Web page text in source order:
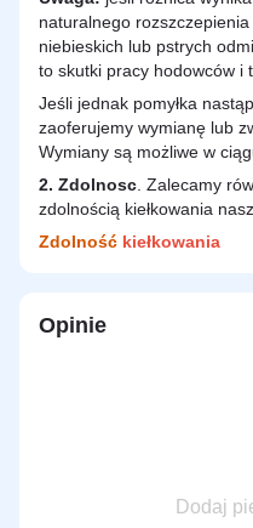
naturalnego rozszczepienia
niebieskich lub pstrych
to skutki pracy hodowców i
Jeśli jednak pomyłka
zaoferujemy wymianę lub
Wymiany są możliwe w
2. Zdolnosc . Zalecamy
zdolnością kiełkowania
Zdolność kiełkowania
Opinie
Dodaj